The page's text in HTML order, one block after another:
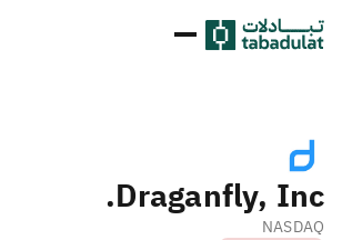
Draganfly, Inc.
NASDAQ